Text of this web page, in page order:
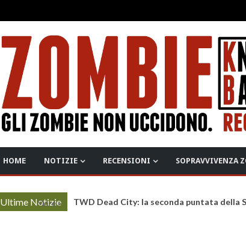
HOME NOTIZIE RECENSIONI SOPRAVVIVENZA
Ultime Notizie
More » TWD Dead City: la seconda puntata della